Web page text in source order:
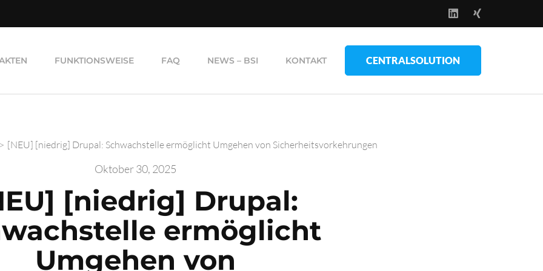
FUNKTIONSWEISE FAQ NEWS – BSI KONTAKT CENTRALSOLUTION
> [NEU] [niedrig] Drupal: Schwachstelle ermöglicht Umgehen von Sicherheitsvorkehrungen
Oktober 30, 2025
[niedrig] Drupal:
ermöglicht
Umgehen von